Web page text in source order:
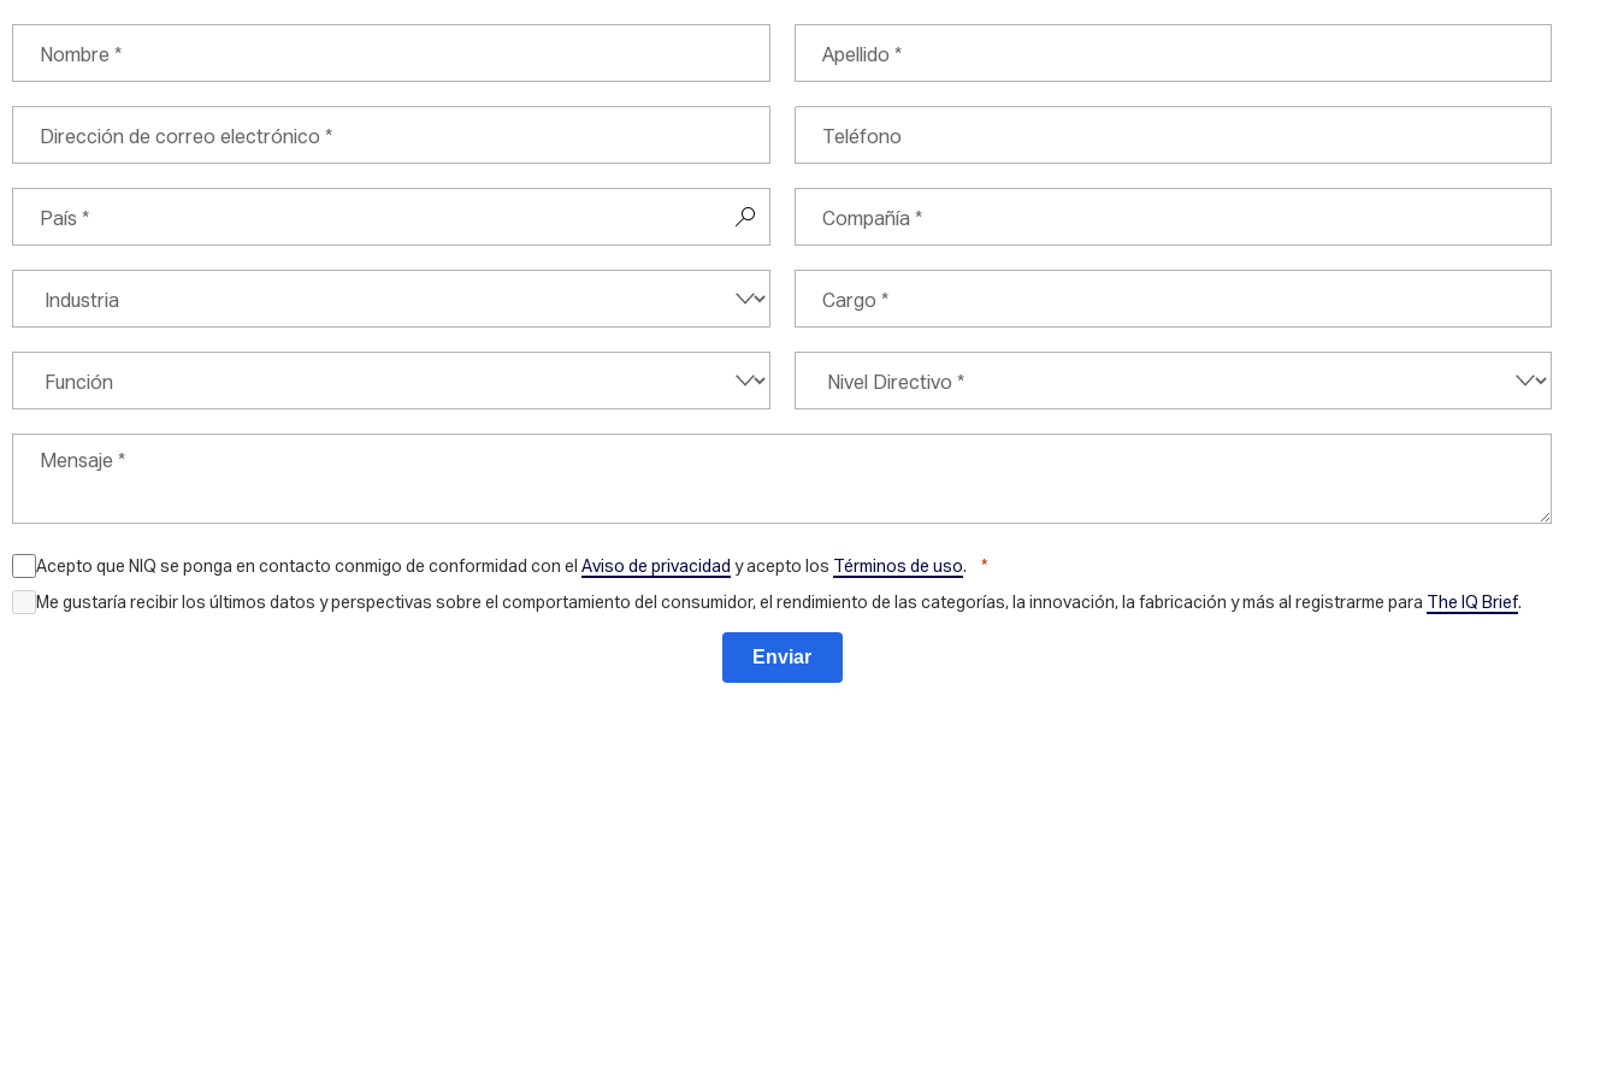
Acepto que NIQ se ponga en contacto conmigo de conformidad con el Aviso de privacidad y acepto los Términos de uso.
Me gustaría recibir los últimos datos y perspectivas sobre el comportamiento del consumidor, el rendimiento de las categorías, la innovación, la fabricación y más al registrarme para The IQ Brief.
Enviar